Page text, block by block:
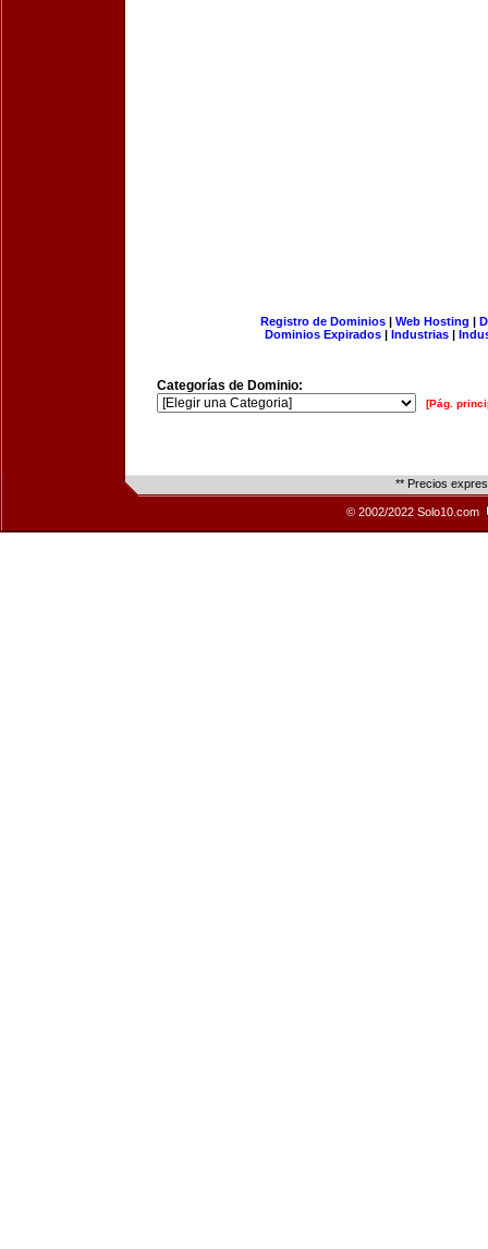
Registro de Dominios| Web Hosting |
Dominios Expirados | Industrias |
Categorías de Dominio:
[Pág.
** Precios
© 2002/2022 Solo10.com